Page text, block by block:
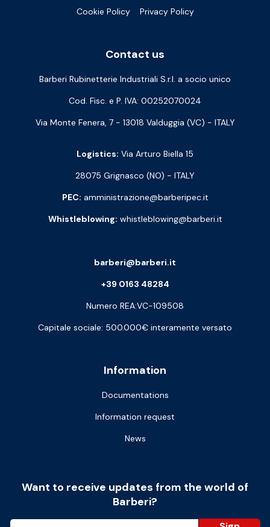
Cookie Policy Privacy Policy
Contact us
Barberi Rubinetterie Industriali S.r.l. a socio unico
Cod. Fisc. e P. IVA: 00252070024
Via Monte Fenera, 7 - 13018 Valduggia (VC) - ITALY
Logistics: Via Arturo Biella 15
28075 Grignasco (NO) - ITALY
PEC: amministrazione@barberipec.it
Whistleblowing: whistleblowing@barberi.it
Information
Documentations
Information request
News
barberi@barberi.it
+39 0163 48284
Numero REA:VC-109508
Capitale sociale: 500.000€ interamente versato
Want to receive updates from the world of
Barberi?